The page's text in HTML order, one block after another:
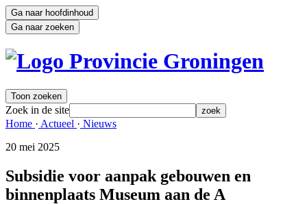
Ga naar hoofdinhoud
Ga naar zoeken
Toon zoeken
Zoek in de site zoek
Home · Actueel · Nieuws
20 mei 2025
Subsidie voor aanpak gebouwen en
binnenplaats Museum aan de A